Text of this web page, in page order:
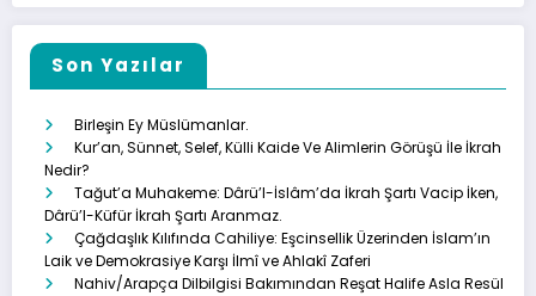
Son Yazılar
Birleşin Ey Müslümanlar.
Kur’an, Sünnet, Selef, Külli Kaide Ve Alimlerin Görüşü İle İkrah
Nedir?
Tağut’a Muhakeme: Dârü’l-İslâm’da İkrah Şartı Vacip İken,
Dârü’l-Küfür İkrah Şartı Aranmaz.
Çağdaşlık Kılıfında Cahiliye: Eşcinsellik Üzerinden İslam’ın
Laik ve Demokrasiye Karşı İlmî ve Ahlakî Zaferi
Nahiv/Arapça Dilbilgisi Bakımından Reşat Halife Asla Resül